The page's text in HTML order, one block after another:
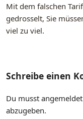
Mit dem falschen
gedrosselt, Sie
viel zu viel.
Schreibe einen
Du musst angemeldet
abzugeben.